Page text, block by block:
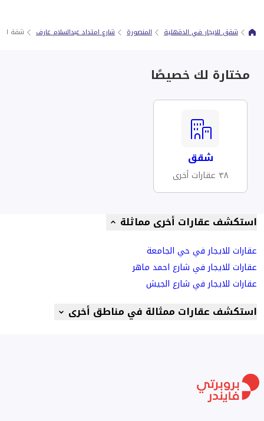
شقق للايجار في الدقهلية المنصورة شارع امتداد عبدالسلام عارف‎ شقة للايجـار 220م - لـوران -
مختارة لك خصيصًا
شقق
٣٨ عقارات أخرى
استكشف عقارات أخرى مماثلة
عقارات للايجار في حي الجامعة
عقارات للايجار في شارع احمد ماهر
عقارات للايجار في شارع الجيش
استكشف عقارات ممثالة في مناطق أخرى